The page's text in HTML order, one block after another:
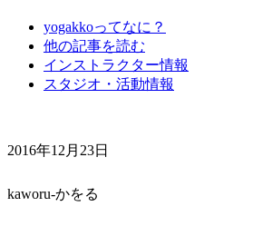
yogakkoってなに？
他の記事を読む
インストラクター情報
スタジオ・活動情報
2016年12月23日
kaworu-かをる